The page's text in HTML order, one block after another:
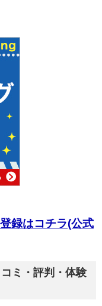
録はコチラ(公式
ミ・評判・体験